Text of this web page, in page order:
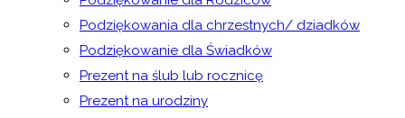
Podziękowania dla chrzestnych/ dziadków
Podziękowanie dla Świadków
Prezent na ślub lub rocznicę
Prezent na urodziny